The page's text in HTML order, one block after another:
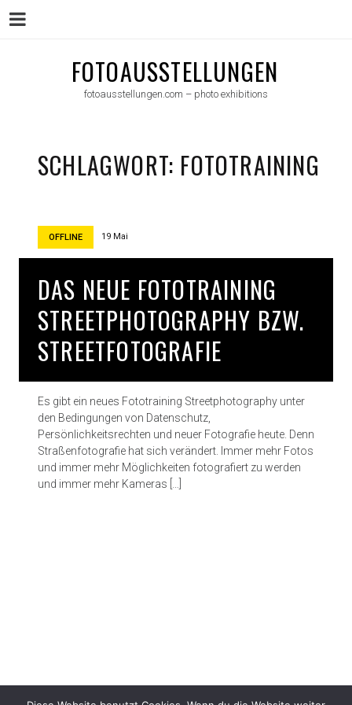
FOTOAUSSTELLUNGEN
fotoausstellungen.com – photo exhibitions
SCHLAGWORT: FOTOTRAINING
OFFLINE 19 Mai
DAS NEUE FOTOTRAINING
STREETPHOTOGRAPHY BZW.
STREETFOTOGRAFIE
Es gibt ein neues Fototraining Streetphotography unter
den Bedingungen von Datenschutz,
Persönlichkeitsrechten und neuer Fotografie heute. Denn
Straßenfotografie hat sich verändert. Immer mehr Fotos
und immer mehr Möglichkeiten fotografiert zu werden
und immer mehr Kameras […]
Menu